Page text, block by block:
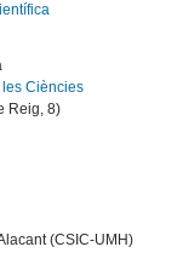
les Ciències
Reig, 8)
(CSIC-UMH)